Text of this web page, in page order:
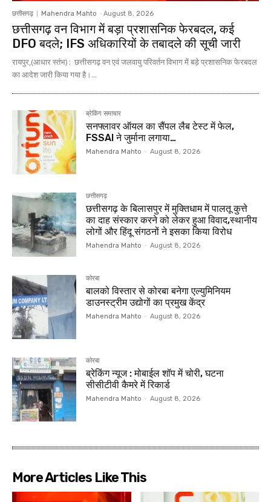
छत्तीसगढ़ Mahendra Mahto - August 8, 2026
छत्तीसगढ़ वन विभाग में बड़ा प्रशासनिक फेरबदल, कई
DFO बदले; IFS अधिकारियों के तबादले की सूची जारी
रायपुर,(आधार स्तंभ) : छत्तीसगढ़ वन एवं जलवायु परिवर्तन विभाग में बड़े प्रशासनिक फेरबदल
का आदेश जारी किया गया है।...
ब्रेकिंग समाचार
सनफ्लावर ऑयल का सैंपल लैब टेस्ट में फेल,
FSSAI ने जुर्माना लगाया…
Mahendra Mahto - August 8, 2026
छत्तीसगढ़
छत्तीसगढ़ के बिलासपुर में मुक्तिधाम में पालतू कुत्ते
का दाह संस्कार करने को लेकर हुआ विवाद,स्थानीय
लोगों और हिंदू संगठनों ने इसका किया विरोध
Mahendra Mahto - August 8, 2026
कोरबा
बालको विस्तार से कोरबा बनेगा एल्युमिनियम
डाउनस्ट्रीम उद्योगों का प्रमुख केंद्र
Mahendra Mahto - August 8, 2026
कोरबा
ब्रेकिंग न्यूज : मोबाईल शॉप में चोरी, घटना
सीसीटीवी कैमरे में रिकार्ड
Mahendra Mahto - August 8, 2026
More Articles Like This